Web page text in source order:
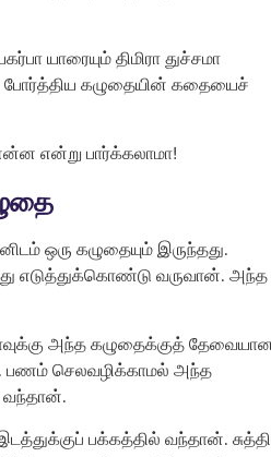
யாரையும் திமிரா துச்சமா
போர்த்திய கழுதையின் கதையைச்
என்று பார்க்கலாமா!
ஒரு கழுதையும் இருந்தது.
எடுத்துக்கொண்டு வருவான். அந்த
அந்த கழுதைக்குத்
செலவழிக்காமல் அந்த
வந்தான்.
பக்கத்தில் வந்தான்.